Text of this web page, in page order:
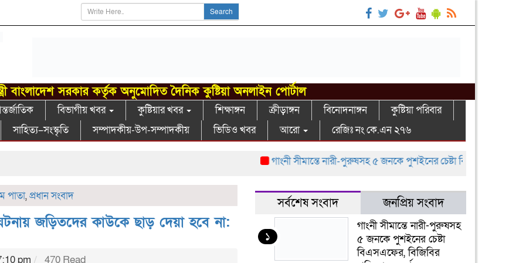
Search
বাংলাদেশ সরকার কর্তৃক অনুমোদিত দৈনিক কুষ্টিয়া অনলাইন পোর্টাল
বিভাগীয় খবর কুষ্টিয়ার খবর শিক্ষাঙ্গন ক্রীড়াঙ্গন বিনোদনাঙ্গন
কুষ্টিয়া পরিবার
সাহিত্য–সংস্কৃতি সম্পাদকীয়-উপ-সম্পাদকীয় ভিডিও খবর আরো রেজিঃ নং কে.এন ২৭৬
গাংনী সীমান্তে নারী-পুরুষসহ ৫ জনকে পুশইনের চেষ্টা বিএসএফের, বিজিবির
পাতা,প্রধান সংবাদ
জড়িতদের কাউকে ছাড় দেয়া হবে না:
pm 470 Read
সর্বশেষ সংবাদ জনপ্রিয় সংবাদ
১
গাংনী সীমান্তে নারী-পুরুষসহ
৫ জনকে পুশইনের চেষ্টা
বিএসএফের, বিজিবির